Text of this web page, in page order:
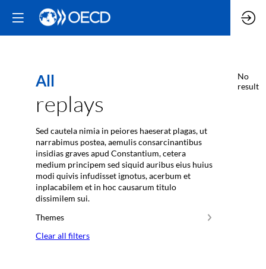
All
replays
Sed cautela nimia in peiores haeserat plagas, ut
narrabimus postea, aemulis consarcinantibus
insidias graves apud Constantium, cetera
medium principem sed siquid auribus eius huius
modi quivis infudisset ignotus, acerbum et
inplacabilem et in hoc causarum titulo
dissimilem sui.
Themes
Clear all filters
No
result